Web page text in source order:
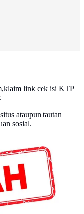
link cek isi KTP
ataupun tautan
sosial.